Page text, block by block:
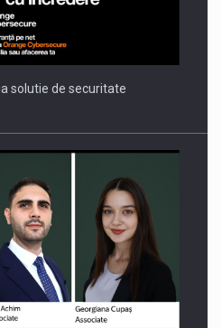
solutie de securitate